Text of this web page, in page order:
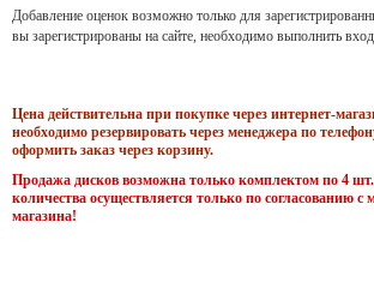
Добавление оценок возможно только для
вы зарегистрированы на сайте, необходимо выполнить
Цена действительна при покупке через интернет-
необходимо резервировать через менеджера по
оформить заказ через корзину.
Продажа дисков возможна только комплектом по 4
количества осуществляется только по согласованию с
магазина!